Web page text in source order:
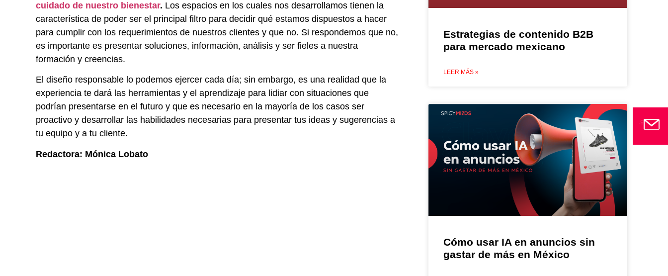
cuidado de nuestro bienestar. Los espacios en los cuales nos desarrollamos tienen la
característica de poder ser el principal filtro para decidir qué estamos dispuestos a hacer
para cumplir con los requerimientos de nuestros clientes y que no. Si respondemos que no,
es importante es presentar soluciones, información, análisis y ser fieles a nuestra
formación y creencias.
El diseño responsable lo podemos ejercer cada día; sin embargo, es una realidad que la
experiencia te dará las herramientas y el aprendizaje para lidiar con situaciones que
podrían presentarse en el futuro y que es necesario en la mayoría de los casos ser
proactivo y desarrollar las habilidades necesarias para presentar tus ideas y sugerencias a
tu equipo y a tu cliente.
Redactora: Mónica Lobato
Estrategias de contenido B2B
para mercado mexicano
LEER MÁS »
Cómo usar IA en anuncios sin
gastar de más en México